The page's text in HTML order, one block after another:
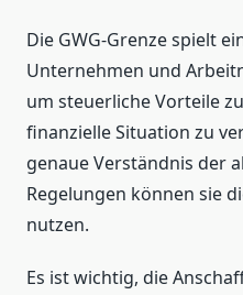
Die GWG-Grenze spielt
Unternehmen und
um steuerliche Vorteile
finanzielle Situation zu
genaue Verständnis der
Regelungen können sie
nutzen.
Es ist wichtig, die